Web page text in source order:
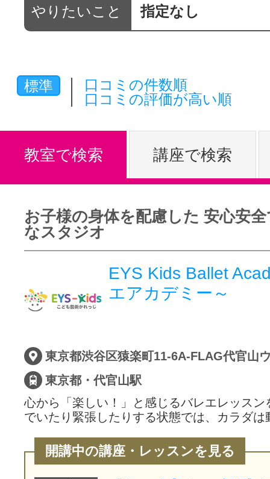
やりたいこ
特集をみる
グッドスク
やりたいこと 指定なし
標準
口コミの件数順
口コミの評価が高い順
教室で検索 講座で検索
お子様の身体を配慮した 安心安
なスタジオ
EYS Kids Ballet
エアカデミー～
東京都・代官山駅
心から「楽しい！」と感じるバレエレッスン
でいたり緊張したりする状態では、カラダ
開講中の講座・レッスンを見る